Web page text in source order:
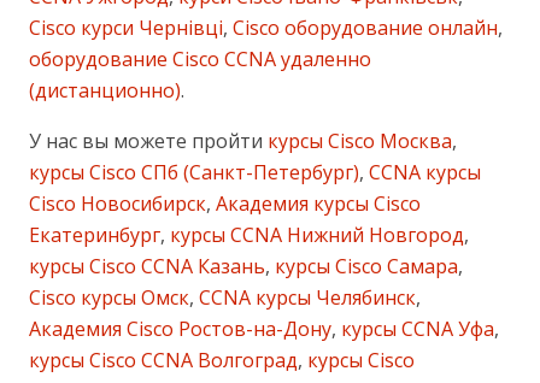
Cisco курси Чернівці, Cisco оборудование онлайн,
оборудование Cisco CCNA удаленно
(дистанционно).
У нас вы можете пройти курсы Cisco Москва,
курсы Cisco СПб (Санкт-Петербург), CCNA курсы
Cisco Новосибирск, Академия курсы Cisco
Екатеринбург, курсы CCNA Нижний Новгород,
курсы Cisco CCNA Казань, курсы Cisco Самара,
Cisco курсы Омск, CCNA курсы Челябинск,
Академия Cisco Ростов-на-Дону, курсы CCNA Уфа,
курсы Cisco CCNA Волгоград, курсы Cisco